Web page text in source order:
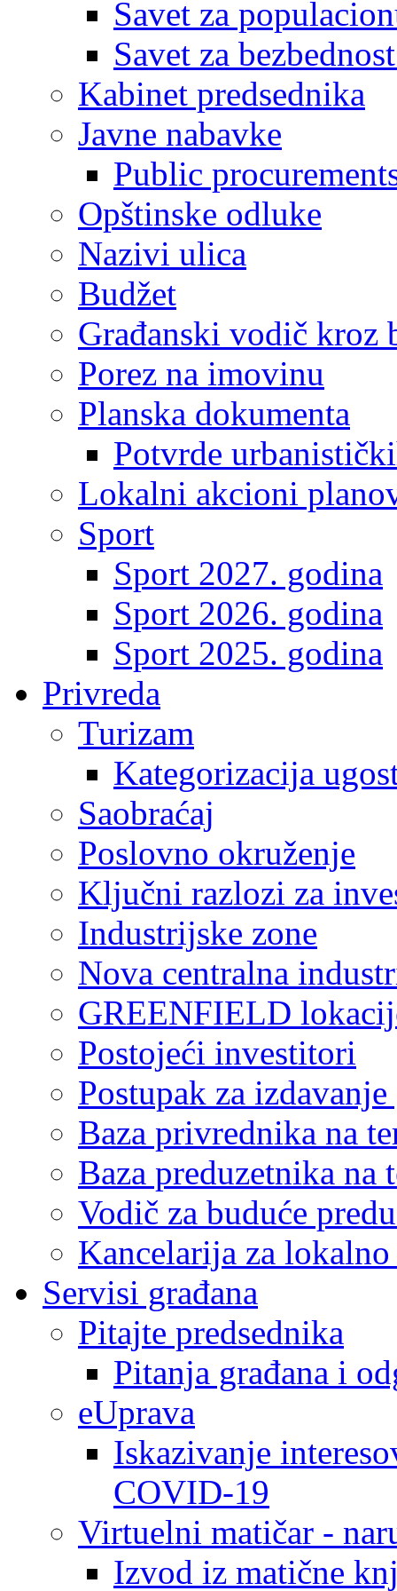
Savet za
Savet za
Kabinet predsednika
Javne nabavke
Public
Opštinske odluke
Nazivi ulica
Budžet
Građanski vodič kroz
Porez na imovinu
Planska dokumenta
Potvrde
Lokalni akcioni
Sport
Sport 2027. godina
Sport 2026. godina
Sport 2025. godina
Privreda
Turizam
Kategorizacija
Saobraćaj
Poslovno okruženje
Ključni razlozi za
Industrijske zone
Nova centralna
GREENFIELD
Postojeći investitori
Postupak za
Baza privrednika na
Baza preduzetnika
Vodič za buduće
Kancelarija za
Servisi građana
Pitajte predsednika
Pitanja građana i
eUprava
Iskazivanje
COVID-19
Virtuelni matičar -
Izvod iz matične